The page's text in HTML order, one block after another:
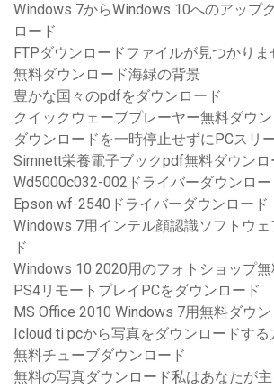
Windows 7からWindows 10へのアップ
ロード
FTPダウンロードファイルが見つかりま
無料ダウンロード海緑の背景
豊かな国々のpdfをダウンロード
クイックウェーブプレーヤー無料ダウ
ダウンロードを一時停止せずにPCスリ
Simnett栄養電子ブックpdf無料ダウンロ
Wd5000c032-002ドライバーダウンロー
Epson wf-2540ドライバーダウンロード
Windows 7用インテル顔認識ソフトウ
ド
Windows 10 2020用のフォトショップ
PS4リモートプレイPCをダウンロード
MS Office 2010 Windows 7用無料ダウン
Icloud ti pcから写真をダウンロードする
無料チューブダウンロード
無料の写真ダウンロード私はあなたが